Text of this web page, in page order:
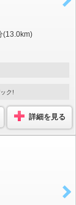
(13.0km)
ク!
詳細を見る